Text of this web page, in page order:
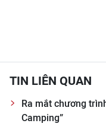
ĐỌC BÁO IN
TIN LIÊN QUAN
Ra mắt chương
Camping”